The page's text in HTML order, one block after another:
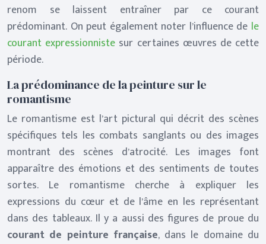
renom se laissent entraîner par ce courant
prédominant. On peut également noter l’influence de le
courant expressionniste sur certaines œuvres de cette
période.
La prédominance de la peinture sur le
romantisme
Le romantisme est l’art pictural qui décrit des scènes
spécifiques tels les combats sanglants ou des images
montrant des scènes d’atrocité. Les images font
apparaître des émotions et des sentiments de toutes
sortes. Le romantisme cherche à expliquer les
expressions du cœur et de l’âme en les représentant
dans des tableaux. Il y a aussi des figures de proue du
courant de peinture française, dans le domaine du